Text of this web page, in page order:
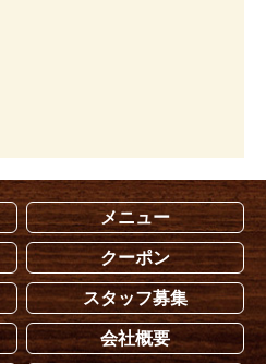
メニュー
クーポン
スタッフ募集
会社概要